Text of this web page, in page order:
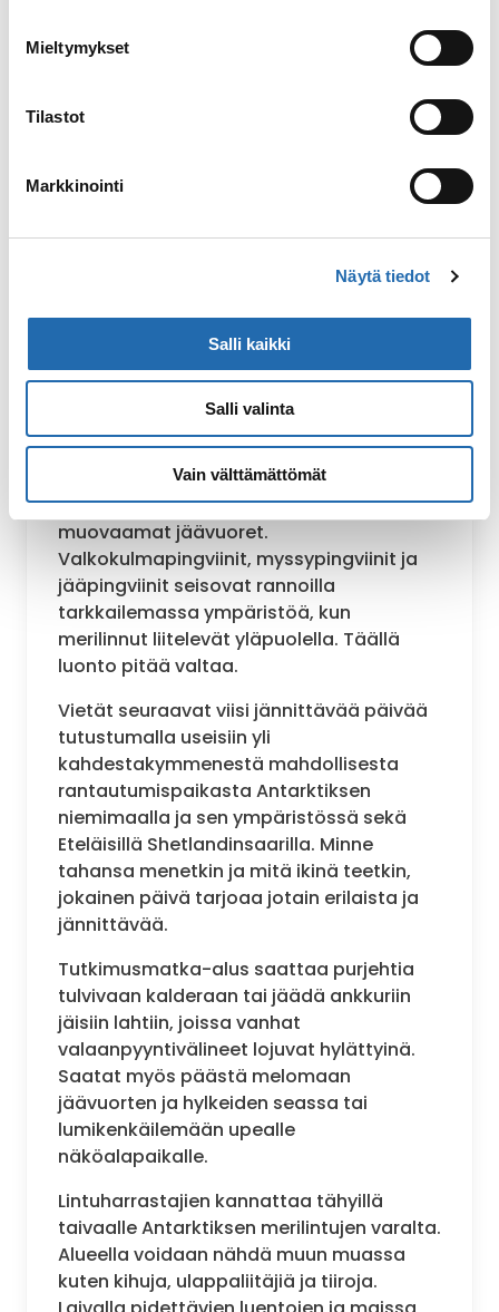
Mieltymykset
Tilastot
Markkinointi
Näytä tiedot
Salli kaikki
Salli valinta
Vain välttämättömät
PÄIVÄT 15-19. Antarktis
siihen, mitä tulevat päivät tuovat
tullessaan Etelämantereen jäisessä
kauneudessa. Salmissa kelluvat luonnon
muovaamat jäävuoret.
Valkokulmapingviinit, myssypingviinit ja
jääpingviinit seisovat rannoilla
tarkkailemassa ympäristöä, kun
merilinnut liitelevät yläpuolella. Täällä
luonto pitää valtaa.
Vietät seuraavat viisi jännittävää päivää
tutustumalla useisiin yli
kahdestakymmenestä mahdollisesta
rantautumispaikasta Antarktiksen
niemimaalla ja sen ympäristössä sekä
Eteläisillä Shetlandinsaarilla. Minne
tahansa menetkin ja mitä ikinä teetkin,
jokainen päivä tarjoaa jotain erilaista ja
jännittävää.
Tutkimusmatka-alus saattaa purjehtia
tulvivaan kalderaan tai jäädä ankkuriin
jäisiin lahtiin, joissa vanhat
valaanpyyntivälineet lojuvat hylättyinä.
Saatat myös päästä melomaan
jäävuorten ja hylkeiden seassa tai
lumikenkäilemään upealle
näköalapaikalle.
Lintuharrastajien kannattaa tähyillä
taivaalle Antarktiksen merilintujen varalta.
Alueella voidaan nähdä muun muassa
kuten kihuja, ulappaliitäjiä ja tiiroja.